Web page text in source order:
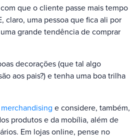
que o cliente passe mais tempo
claro, uma pessoa que fica ali por
grande tendência de comprar
decorações (que tal algo
aos pais?) e tenha uma boa trilha
e considere, também,
produtos e da mobília, além de
Em lojas online, pense no